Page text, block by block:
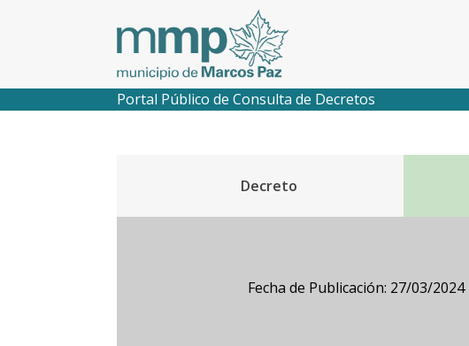
Portal Público de Consulta de Decretos
Decreto
Fecha de Publicación: 27/03/2024